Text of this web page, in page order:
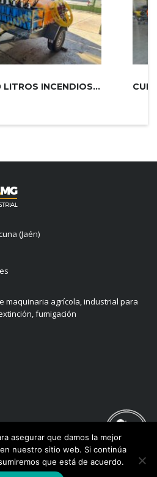
EQUIPO 1000 LITROS INCENDIOS PLUS 2...
(Jaén)
maquinaria agrícola, industrial para
fumigación
asegurar que damos la mejor
nuestro sitio web. Si continúa
que está de acuerdo.